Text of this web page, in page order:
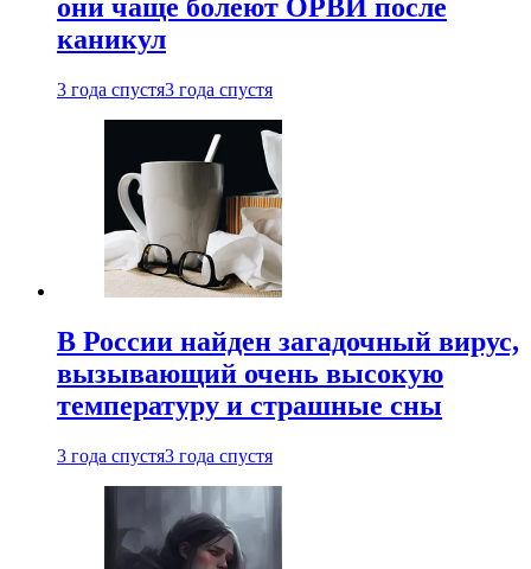
они чаще болеют ОРВИ после
каникул
3 года спустя3 года спустя
В России найден загадочный вирус,
вызывающий очень высокую
температуру и страшные сны
3 года спустя3 года спустя